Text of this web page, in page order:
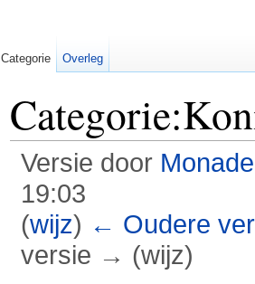
Versie door Monade
19:03
(wijz) ← Oudere
versie → (wijz)
Categorie Overleg